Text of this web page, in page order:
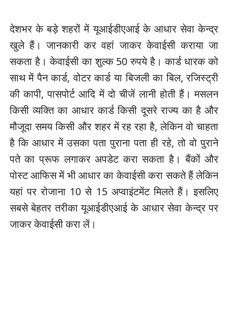
देशभर के बड़े शहरों में यूआईडीएआई के आधार सेवा केन्‍द्र
खुले हैं। जानकारी कर वहां जाकर केवाईसी कराया जा
सकता है। केवाईसी का शुल्‍क 50 रुपये है। कार्ड धारक को
साथ में पैन कार्ड, वोटर कार्ड या बिजली का बिल, रजिस्‍ट्री
की कापी, पासपोर्ट आदि में दो चीजें लानी होती हैं। मसलन
किसी व्‍यक्ति का आधार कार्ड किसी दूसरे राज्‍य का है और
मौजूदा समय किसी और शहर में रह रहा है, लेकिन वो चाहता
है कि आधार में उसका पता पुराना पता ही रहे, तो वो पुराने
पते का प्रूफ लगाकर अपडेट करा सकता है। बैंकों और
पोस्‍ट आफिस में भी आधार का केवाईसी करा सकते हैं लेकिन
यहां पर रोजाना 10 से 15 अप्‍वाइंटमेंट मिलते हैं। इसलिए
सबसे बेहतर तरीका यूआईडीएआई के आधार सेवा केन्‍द्र पर
जाकर केवाईसी करा लें।